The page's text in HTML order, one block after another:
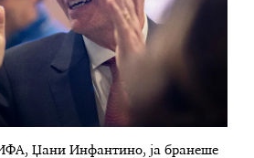
Џани Инфантино, ја бранеше